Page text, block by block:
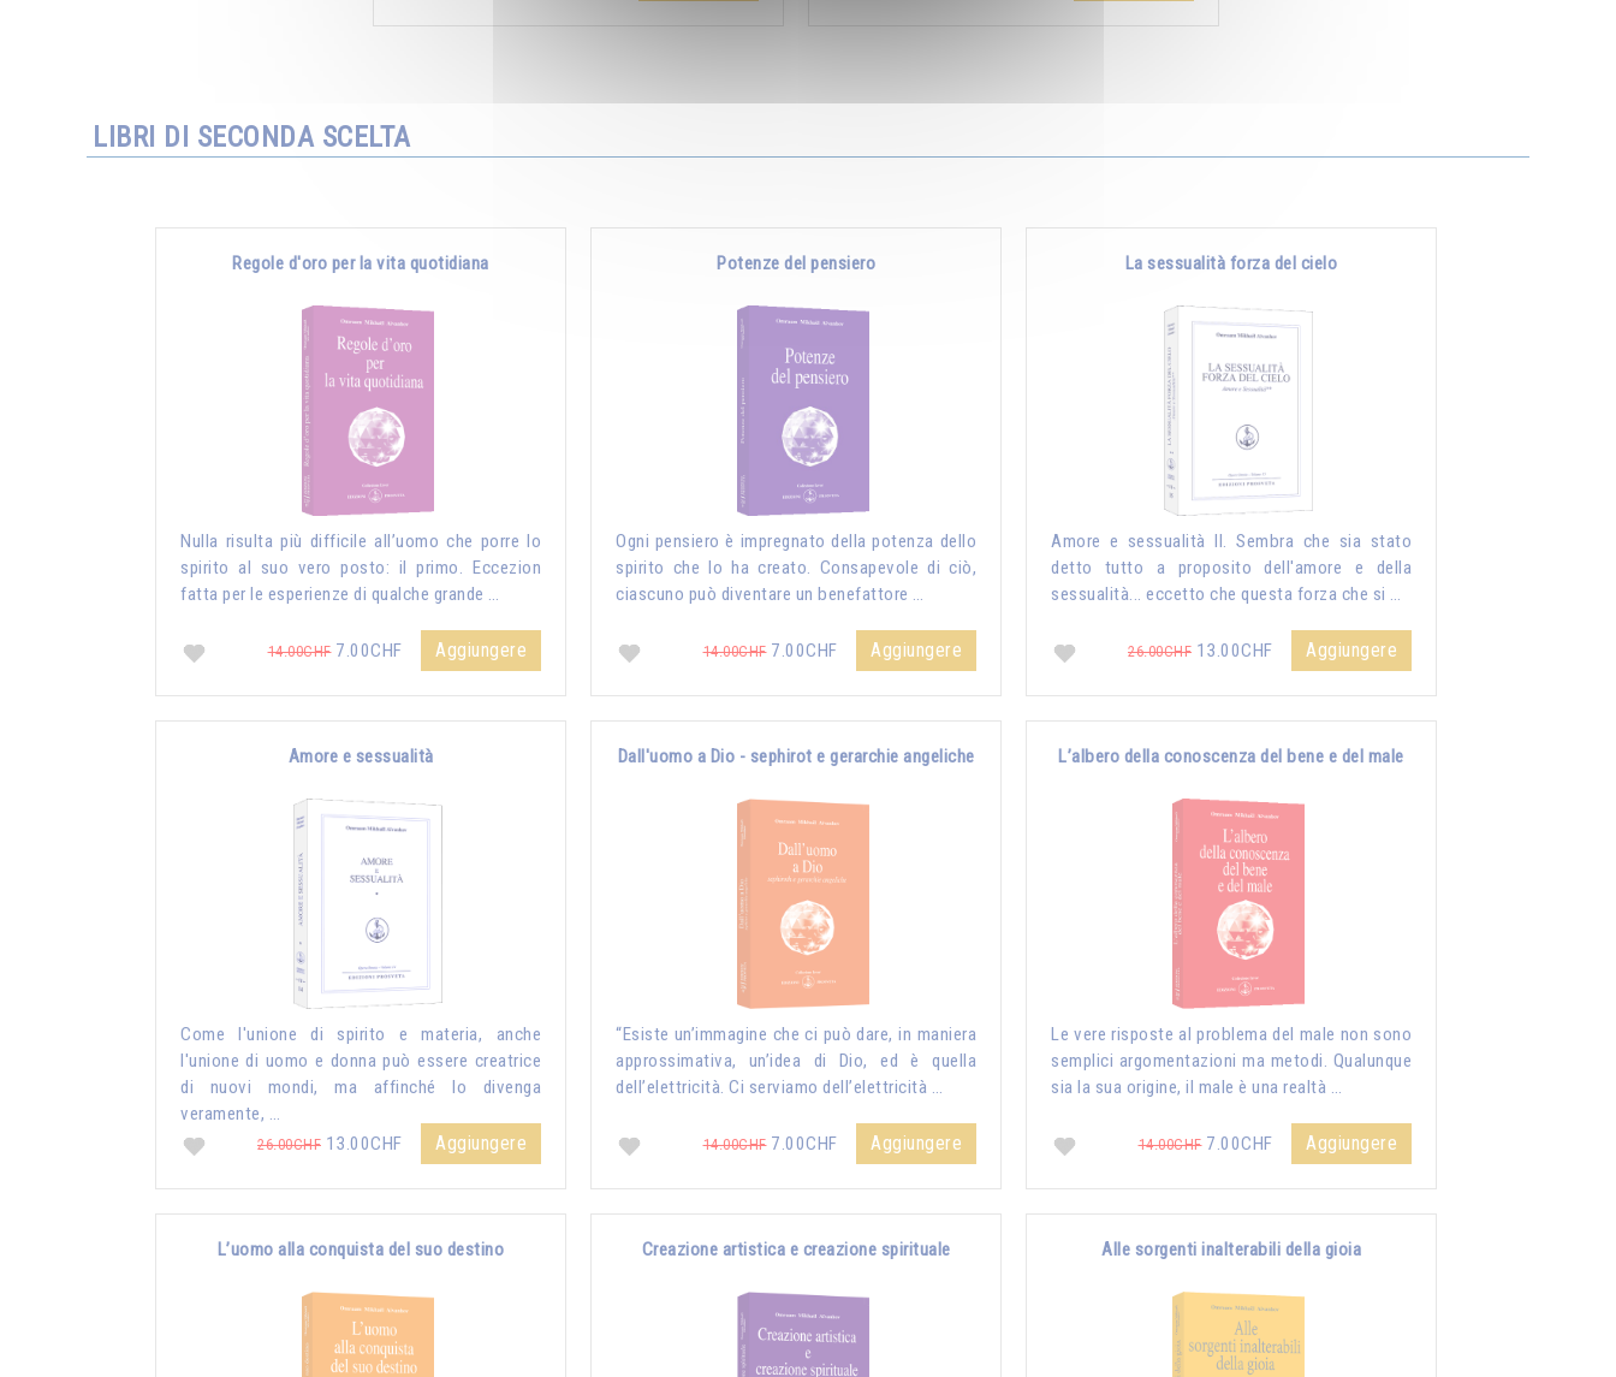
LIBRI DI SECONDA SCELTA
Regole d'oro per la vita quotidiana
Nulla risulta più difficile all’uomo che porre lo
spirito al suo vero posto: il primo. Eccezion
fatta per le esperienze di qualche grande …
14.00CHF7.00CHF Aggiungere
Potenze del pensiero
Ogni pensiero è impregnato della potenza dello
spirito che lo ha creato. Consapevole di ciò,
ciascuno può diventare un benefattore …
14.00CHF7.00CHF Aggiungere
La sessualità forza del cielo
Amore e sessualità II. Sembra che sia stato
detto tutto a proposito dell'amore e della
sessualità... eccetto che questa forza che si …
26.00CHF 13.00CHF Aggiungere
Amore e sessualità
Come l'unione di spirito e materia, anche
l'unione di uomo e donna può essere creatrice
di nuovi mondi, ma affinché lo divenga
veramente, …
26.00CHF 13.00CHF Aggiungere
Dall'uomo a Dio - sephirot e gerarchie angeliche
“Esiste un’immagine che ci può dare, in maniera
approssimativa, un’idea di Dio, ed è quella
dell’elettricità. Ci serviamo dell’elettricità …
14.00CHF7.00CHF Aggiungere
L’albero della conoscenza del bene e del male
Le vere risposte al problema del male non sono
semplici argomentazioni ma metodi. Qualunque
sia la sua origine, il male è una realtà …
14.00CHF7.00CHF Aggiungere
L’uomo alla conquista del suo destino Creazione artistica e creazione spirituale Alle sorgenti inalterabili della gioia